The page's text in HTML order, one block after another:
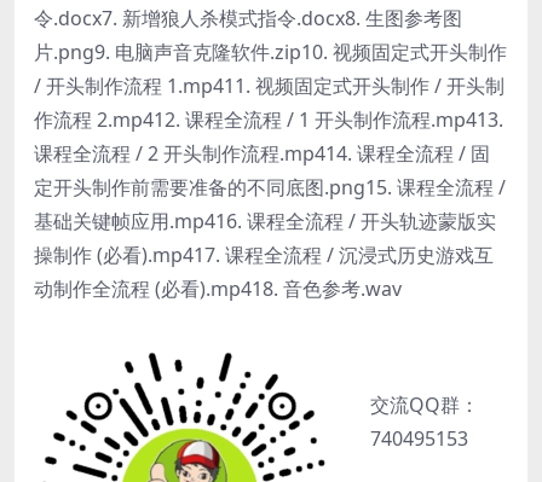
令.docx7. 新增狼人杀模式指令.docx8. 生图参考图
片.png9. 电脑声音克隆软件.zip10. 视频固定式开头制作
/ 开头制作流程 1.mp411. 视频固定式开头制作 / 开头制
作流程 2.mp412. 课程全流程 / 1 开头制作流程.mp413.
课程全流程 / 2 开头制作流程.mp414. 课程全流程 / 固
定开头制作前需要准备的不同底图.png15. 课程全流程 /
基础关键帧应用.mp416. 课程全流程 / 开头轨迹蒙版实
操制作 (必看).mp417. 课程全流程 / 沉浸式历史游戏互
动制作全流程 (必看).mp418. 音色参考.wav
交流QQ群：
740495153